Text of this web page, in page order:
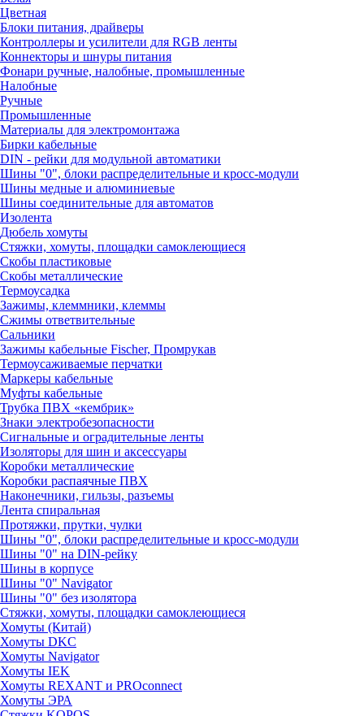
Цветная
Блоки питания, драйверы
Контроллеры и усилители для RGB ленты
Коннекторы и шнуры питания
Фонари ручные, налобные, промышленные
Налобные
Ручные
Промышленные
Материалы для электромонтажа
Бирки кабельные
DIN - рейки для модульной автоматики
Шины "0", блоки распределительные и кросс-модули
Шины медные и алюминиевые
Шины соединительные для автоматов
Изолента
Дюбель хомуты
Стяжки, хомуты, площадки самоклеющиеся
Скобы пластиковые
Скобы металлические
Термоусадка
Зажимы, клеммники, клеммы
Сжимы ответвительные
Сальники
Зажимы кабельные Fischer, Промрукав
Термоусаживаемые перчатки
Маркеры кабельные
Муфты кабельные
Трубка ПВХ «кембрик»
Знаки электробезопасности
Сигнальные и оградительные ленты
Изоляторы для шин и аксессуары
Коробки металлические
Коробки распаячные ПВХ
Наконечники, гильзы, разъемы
Лента спиральная
Протяжки, прутки, чулки
Шины "0", блоки распределительные и кросс-модули
Шины "0" на DIN-рейку
Шины в корпусе
Шины "0" Navigator
Шины "0" без изолятора
Стяжки, хомуты, площадки самоклеющиеся
Хомуты (Китай)
Хомуты DKC
Хомуты Navigator
Хомуты IEK
Хомуты REXANT и PROconnect
Хомуты ЭРА